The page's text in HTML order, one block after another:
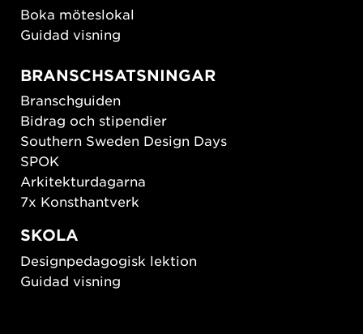
Boka möteslokal
Guidad visning
BRANSCHSATSNINGAR
Branschguiden
Bidrag och stipendier
Southern Sweden Design Days
SPOK
Arkitekturdagarna
7x Konsthantverk
SKOLA
Designpedagogisk lektion
Guidad visning